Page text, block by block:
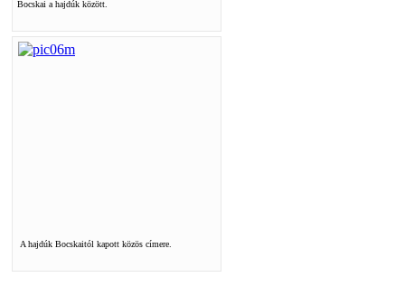
Bocskai a hajdúk között.
A hajdúk Bocskaitól kapott közös címere.